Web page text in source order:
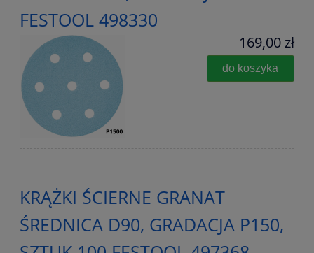
FESTOOL 498330
169,00 zł
do koszyka
KRĄŻKI ŚCIERNE GRANAT
ŚREDNICA D90, GRADACJA P150,